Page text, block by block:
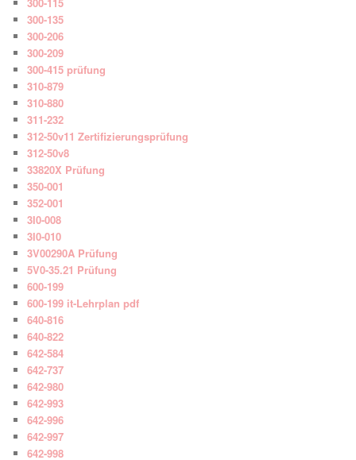
300-135
300-206
300-209
300-415 prüfung
310-879
310-880
311-232
312-50v11 Zertifizierungsprüfung
312-50v8
33820X Prüfung
350-001
352-001
3I0-008
3I0-010
3V00290A Prüfung
5V0-35.21 Prüfung
600-199
600-199 it-Lehrplan pdf
640-816
640-822
642-584
642-737
642-980
642-993
642-996
642-997
642-998